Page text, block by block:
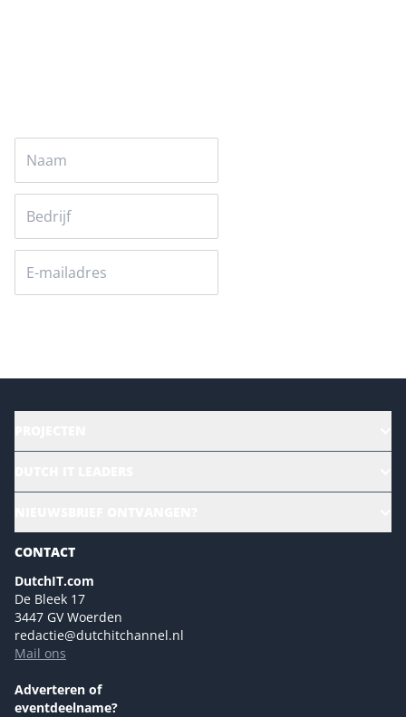
Sustainability | Green IT
Marketing- en contentmogelijkheden 2026
Events- en sponsormogelijkheden 2026
Ons team
Colofon
Tip de redactie
Versturen
CONTACT
DutchIT.com
De Bleek 17
3447 GV Woerden
redactie@dutchitchannel.nl
Mail ons
Adverteren of
eventdeelname?